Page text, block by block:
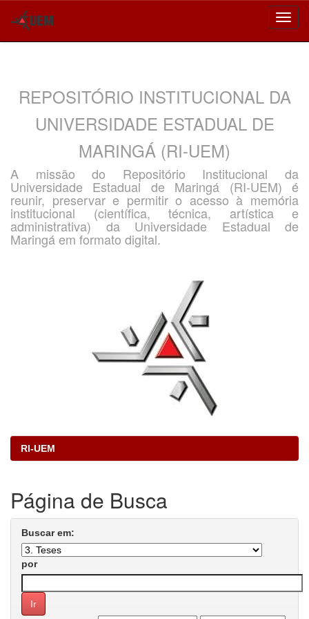
REPOSITÓRIO INSTITUCIONAL DA
UNIVERSIDADE ESTADUAL DE
MARINGÁ (RI-UEM)
A missão do Repositório Institucional da
Universidade Estadual de Maringá (RI-UEM) é
reunir, preservar e permitir o acesso à memória
institucional (científica, técnica, artística e
administrativa) da Universidade Estadual de
Maringá em formato digital.
RI-UEM
Página de Busca
Buscar em:
por